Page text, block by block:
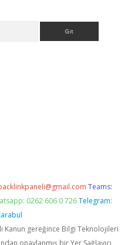
Teams:
0262 606 0 726 Telegram:
Kanun gereğince Bilgi Teknolojileri
onaylanmış bir Yer Sağlayıcı